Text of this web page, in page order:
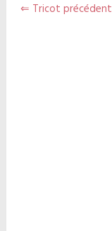
⇐ Tricot précédent